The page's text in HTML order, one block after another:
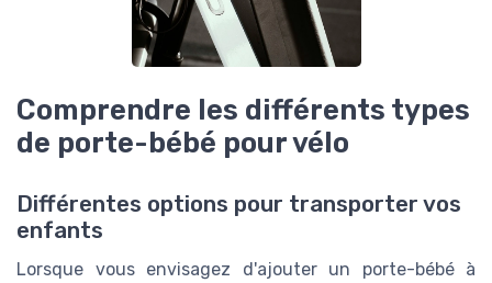
Comprendre les différents types
de porte-bébé pour vélo
Différentes options pour transporter vos
enfants
Lorsque vous envisagez d'ajouter un porte-bébé à